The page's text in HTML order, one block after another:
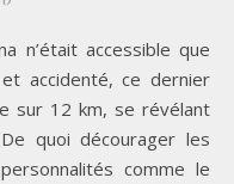
accidenté, ce dernier
sur 12 km, se révélant
quoi décourager les
comme le